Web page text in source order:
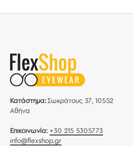
Κατάστημα:Σωκράτους 37, 10552
Αθήνα
Επικοινωνία: +30 215 5305773
info@flexshop.gr